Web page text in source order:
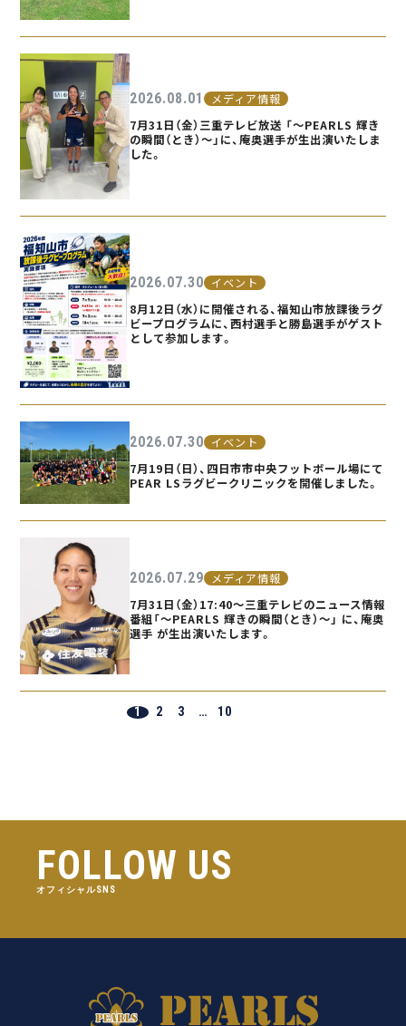
2026.08.01 メディア情報
7月31日（金）三重テレビ放送 「〜PEARLS 輝き
の瞬間（とき）〜」に、庵奥選手が生出演いたしま
した。
2026.07.30 イベント
8月12日（水）に開催される、福知山市放課後ラグ
ビープログラムに、西村選手と勝島選手がゲスト
として参加します。
2026.07.30 イベント
7月19日（日）、四日市市中央フットボール場にて
PEAR LSラグビークリニックを開催しました。
2026.07.29 メディア情報
7月31日（金）17:40〜三重テレビのニュース情報
番組「〜PEARLS 輝きの瞬間（とき）〜」 に、庵奥
選手 が生出演いたします。
1 2 3 … 10
FOLLOW US
オフィシャルSNS